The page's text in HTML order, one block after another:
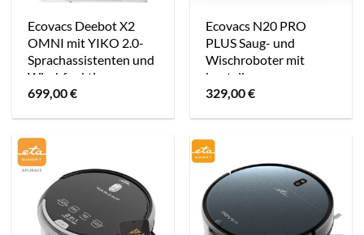
Ecovacs Deebot X2
OMNI mit YIKO 2.0-
Sprachassistenten und
Wischfunktion
699,00€
Ecovacs N20 PRO
PLUS Saug- und
Wischroboter mit
beutellosem
Staubbehälter
329,00€